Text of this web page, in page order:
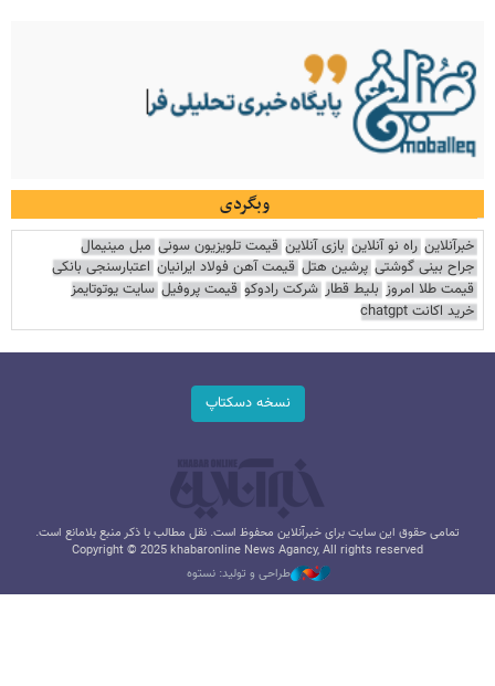
وبگردی
خبرآنلاین راه نو آنلاین بازی آنلاین قیمت تلویزیون سونی مبل مینیمال
جراح بینی گوشتی پرشین هتل قیمت آهن فولاد ایرانیان اعتبارسنجی بانکی
قیمت طلا امروز بلیط قطار شرکت رادوکو قیمت پروفیل سایت یوتوتایمز
خرید اکانت chatgpt
نسخه دسکتاپ
تمامی حقوق این سایت برای خبرآنلاین محفوظ است. نقل مطالب با ذکر منبع بلامانع است.
Copyright © 2025 khabaronline News Agancy, All rights reserved
طراحی و تولید: نستوه